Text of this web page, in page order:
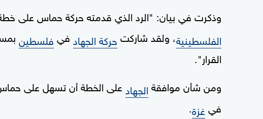
وذكرت في بيان: "الرد الذي قدمته حركة حماس على
الفلسطينية، ولقد شاركت حركة الجهاد في فلسطين
القرار".
ومن شأن موافقة الجهاد على الخطة أن تسهل على حماس
في غزة